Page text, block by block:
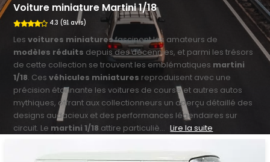
Voiture miniature Martini 1/18
4.3 (91 avis)
Lesvoitures miniaturesfascinent les amateurs de
modèles réduits depuis des décennies, et parmi les trésors
de cette collection se trouvent les emblématiques martini
1/18. Cesvéhicules miniatures reproduisent avec une
précision étonnante les voitures de course et autres autos
mythiques, offrant aux collectionneurs un aperçu détaillé des
designs audacieux et des performances légendaires sur
circuit. Le martini 1/18 attire particuliè... Lire la suite